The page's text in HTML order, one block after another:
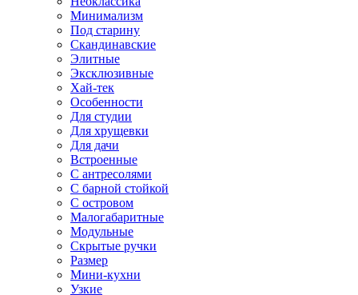
Минимализм
Под старину
Скандинавские
Элитные
Эксклюзивные
Хай-тек
Особенности
Для студии
Для хрущевки
Для дачи
Встроенные
С антресолями
С барной стойкой
С островом
Малогабаритные
Модульные
Скрытые ручки
Размер
Мини-кухни
Узкие